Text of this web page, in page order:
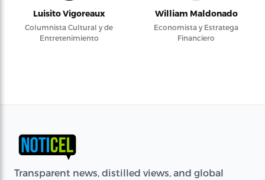
Luisito Vigoreaux
Columnista Cultural y de
Entretenimiento
William Maldonado
Economista y Estratega
Financiero
Transparent news, distilled views, and global